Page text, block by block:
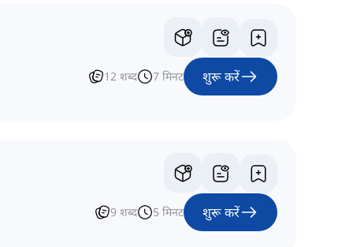
12 शब्द 7 मिनट शुरू करें
9 शब्द 5 मिनट शुरू करें